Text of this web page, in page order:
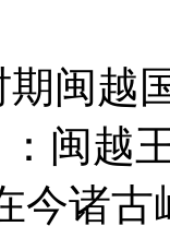
闽越
闽越
今诸